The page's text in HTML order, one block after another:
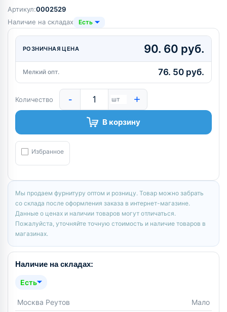
Артикул:0002529
Наличие на складах
Есть
РОЗНИЧНАЯ ЦЕНА 90. 60 руб.
Мелкий опт. 76. 50 руб.
Количество - шт +
В корзину
Избранное
Мы продаем фурнитуру оптом и розницу. Товар можно забрать
со склада после оформления заказа в интернет-магазине.
Данные о ценах и наличии товаров могут отличаться.
Пожалуйста, уточняйте точную стоимость и наличие товаров в
магазинах.
Наличие на складах:
Есть
Москва Реутов
Мало